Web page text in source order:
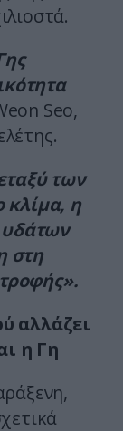
Seo,
των
κλίμα, η
στη
αλλάζει
η Γη